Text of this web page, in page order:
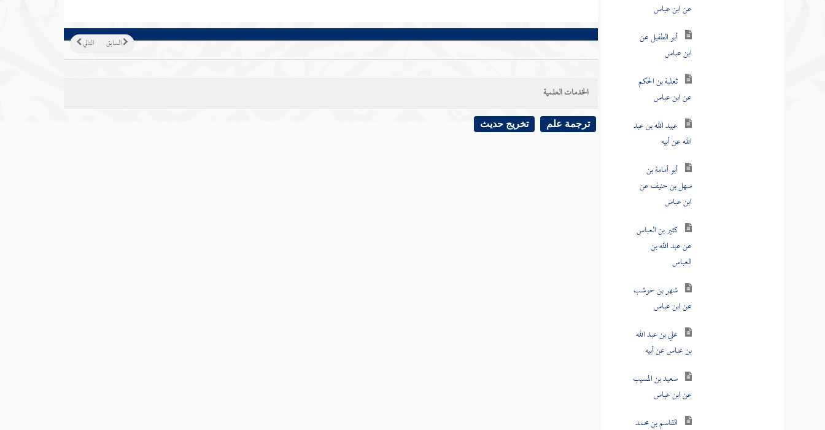
عن ابن عباس
أبو الطفيل عن
ابن عباس
ثعلبة بن الحكم
عن ابن عباس
عبيد الله بن عبد
الله عن أبيه
أبو أمامة بن
سهل بن حنيف عن
ابن عباس
كثير بن العباس
عن عبد الله بن
العباس
شهر بن حوشب
عن ابن عباس
علي بن عبد الله
بن عباس عن أبيه
سعيد بن المسيب
عن ابن عباس
القاسم بن محمد
التالي السابق
الخدمات العلمية
ترجمة علم تخريج حديث